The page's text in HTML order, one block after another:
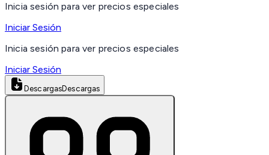
Inicia sesión para ver precios especiales
Iniciar Sesión
Inicia sesión para ver precios especiales
Iniciar Sesión
DescargasDescargas